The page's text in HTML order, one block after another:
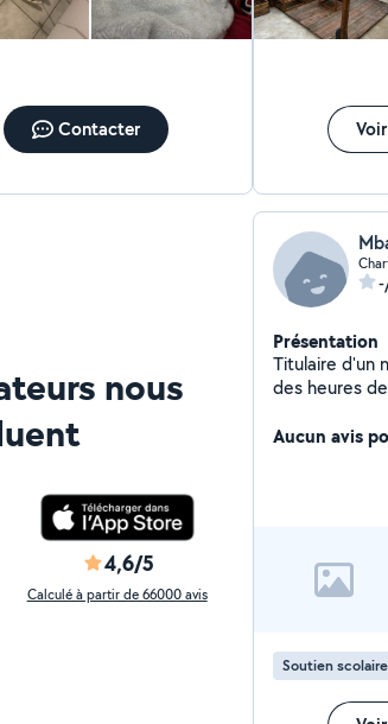
Contacter
nous
4,6/5
Calculé à partir de 66000 avis
Présentation
Titulaire d'un master 2 scientifique. Je vous propose
Aucun avis
Soutien scolaire